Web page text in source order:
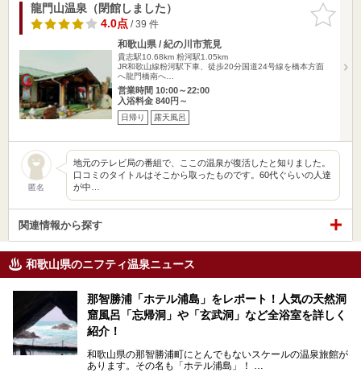
お気に入
りに追加
龍門山温泉（閉館しました）
4.0点/ 39 件
和歌山県 / 紀の川市荒見
貴志駅10.68km 粉河駅1.05km
JR和歌山線粉河駅下車、徒歩20分国道24号線を橋本方面
へ龍門橋南へ…
営業時間 10:00～22:00
入浴料金 840円～
日帰り 露天風呂
匿名
地元のテレビ局の番組で、ここの温泉が復活したと知りました。
口コミのタイトルはそこから取ったものです。60代ぐらいの人達
が中…
関連情報から探す
和歌山県のニフティ温泉ニュース
那智勝浦「ホテル浦島」をレポート！人気の天然洞
窟風呂「忘帰洞」や「玄武洞」など全浴室を詳しく
紹介！
和歌山県の那智勝浦町にとんでもないスケールの温泉旅館が
あります。その名も「ホテル浦島」！